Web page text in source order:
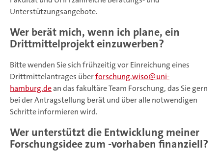
Unterstützungsangebote.
Wer berät mich, wenn ich plane, ein
Drittmittelprojekt einzuwerben?
Bitte wenden Sie sich frühzeitig vor Einreichung eines
Drittmittelantrages überforschung.wiso
uni-
hamburg.dean das fakultäre Team Forschung, das Sie gern
bei der Antragstellung berät und über alle notwendigen
Schritte informieren wird.
Wer unterstützt die Entwicklung meiner
Forschungsidee zum -vorhaben finanziell?